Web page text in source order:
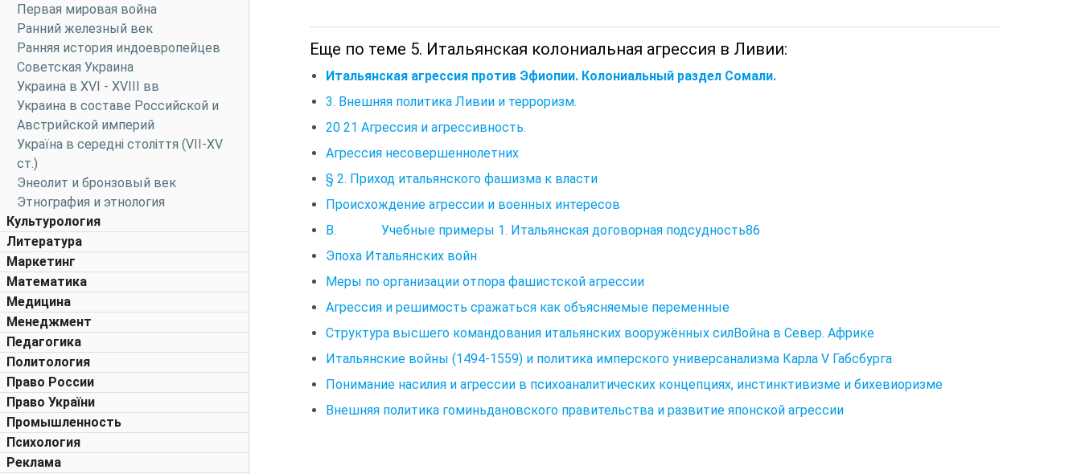
Первая мировая война
Ранний железный век
Ранняя история индоевропейцев
Советская Украина
Украина в XVI - XVIII вв
Украина в составе Российской и
Австрийской империй
Україна в середні століття (VII-XV
ст.)
Энеолит и бронзовый век
Этнография и этнология
Культурология
Литература
Маркетинг
Математика
Медицина
Менеджмент
Педагогика
Политология
Право России
Право України
Промышленность
Психология
Реклама
Еще по теме 5. Итальянская колониальная агрессия в Ливии:
Итальянская агрессия против Эфиопии. Колониальный раздел Сомали.
3. Внешняя политика Ливии и терроризм.
20 21 Агрессия и агрессивность.
Агрессия несовершеннолетних
§ 2. Приход итальянского фашизма к власти
Происхождение агрессии и военных интересов
В. Учебные примеры 1. Итальянская договорная подсудность86
Эпоха Итальянских войн
Меры по организации отпора фашистской агрессии
Агрессия и решимость сражаться как объясняемые переменные
Структура высшего командования итальянских вооружённых силВойна в Север. Африке
Итальянские войны (1494-1559) и политика имперского универсанализма Карла V Габсбурга
Понимание насилия и агрессии в психоаналитических концепциях, инстинктивизме и бихевиоризме
Внешняя политика гоминьдановского правительства и развитие японской агрессии